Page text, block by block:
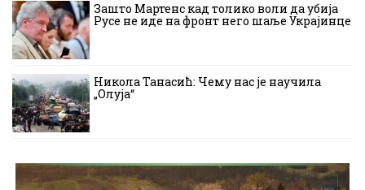
Зашто Мартенс кад толико воли да убија
Русе не иде на фронт него шаље Украјинце
Никола Танасић: Чему нас је научила
„Олуја“